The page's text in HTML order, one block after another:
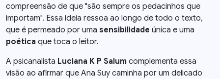
compreensão de que "são sempre os pedacinhos que
importam". Essa ideia ressoa ao longo de todo o texto,
que é permeado por uma sensibilidade única e uma
poética que toca o leitor.
A psicanalista Luciana K P Salum complementa essa
visão ao afirmar que Ana Suy caminha por um delicado